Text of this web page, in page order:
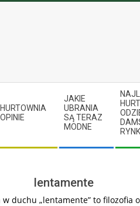
HURTOWNIA
OPINIE
JAKIE
UBRANIA
SĄ TERAZ
MODNE
lentamente
duchu „lentamente” to